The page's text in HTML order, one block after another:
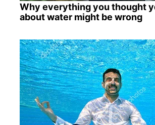
Why everything you thought
about water might be wrong